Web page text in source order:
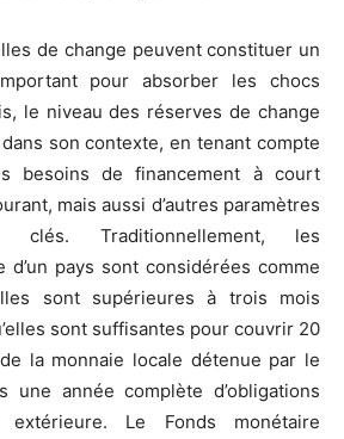
de change peuvent constituer un
pour absorber les chocs
le niveau des réserves de change
son contexte, en tenant compte
besoins de financement à court
mais aussi d’autres paramètres
clés. Traditionnellement, les
d’un pays sont considérées comme
sont supérieures à trois mois
sont suffisantes pour couvrir 20
la monnaie locale détenue par le
une année complète d’obligations
Le Fonds monétaire